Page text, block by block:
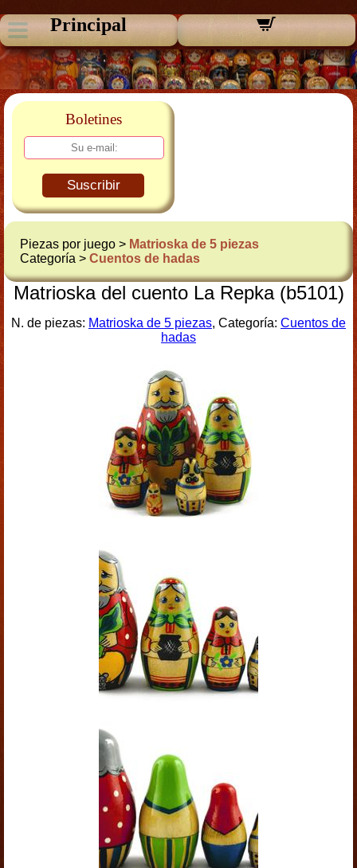
Principal
Boletines
Suscribir
Piezas por juego > Matrioska de 5 piezas
Categoría > Cuentos de hadas
Matrioska del cuento La Repka (b5101)
N. de piezas: Matrioska de 5 piezas, Categoría: Cuentos de
hadas